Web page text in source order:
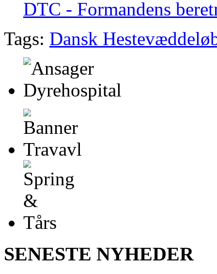
DTC - Formandens
Tags: Dansk
SENESTE NYHEDER